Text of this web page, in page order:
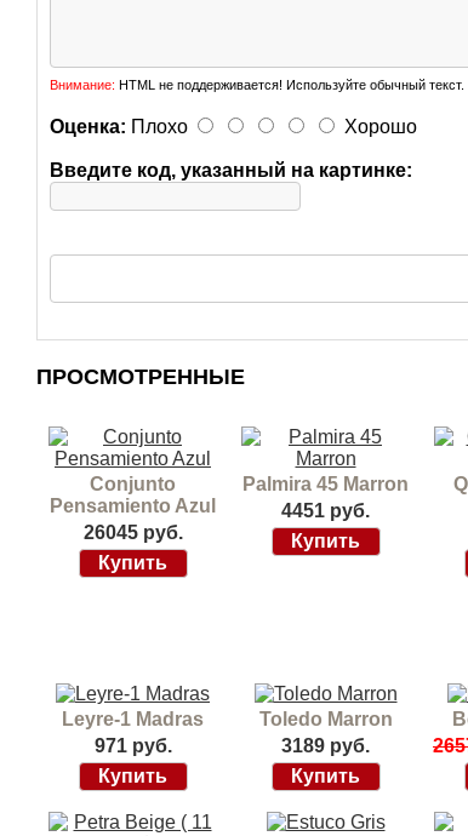
Внимание: HTML не поддерживается! Используйте обычный текст.
Оценка: Плохо Хорошо
Введите код, указанный на картинке:
ПРОСМОТРЕННЫЕ
Conjunto
Pensamiento Azul
26045 руб.
Palmira 45 Marron
4451 руб.
Leyre-1 Madras
971 руб.
Toledo Marron
3189 руб.